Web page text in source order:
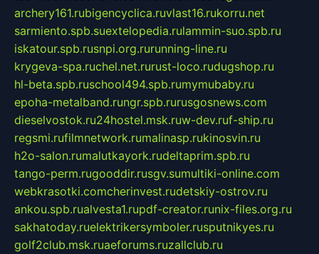
archery161.rubigencyclica.ruvlast16.rukorru.net
sarmiento.spb.suextelopedia.rulammin-suo.spb.ru
iskatour.spb.rusnpi.org.rurunning-line.ru
krygeva-spa.ruchel.net.rurust-loco.rudugshop.ru
hl-beta.spb.ruschool494.spb.rumymubaby.ru
epoha-metalband.rungr.spb.rurusgosnews.com
dieselvostok.ru24hostel.msk.ruw-dev.ruf-ship.ru
regsmi.rufilmnetwork.rumalinasp.rukinosvin.ru
h2o-salon.rumalutkayork.rudeltaprim.spb.ru
tango-perm.rugooddir.rusgv.sumultiki-online.com
webkrasotki.comcherinvest.rudetskiy-ostrov.ru
ankou.spb.rualvesta1.rupdf-creator.runix-files.org.ru
sakhatoday.ruelektrikersymboler.rusputnikyes.ru
golf2club.msk.ruaeforums.ruzallclub.ru